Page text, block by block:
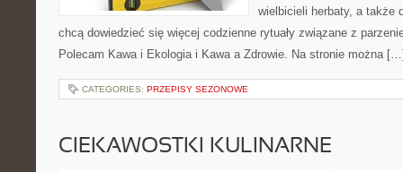
wielbicieli herbaty, a także
chcą dowiedzieć się więcej codzienne rytuały związane z
Polecam Kawa i Ekologia i Kawa a Zdrowie. Na stronie można
CATEGORIES: PRZEPISY SEZONOWE
CIEKAWOSTKI KULINARNE